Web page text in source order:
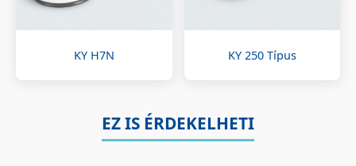
KY H7N KY 250 Típus
EZ IS ÉRDEKELHETI